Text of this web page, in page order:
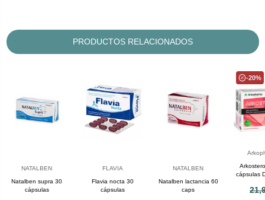
PRODUCTOS RELACIONADOS
NATALBEN
Natalben supra 30
cápsulas
FLAVIA
Flavia nocta 30
cápsulas
NATALBEN
Natalben lactancia 60
caps
-20%
cápsulas